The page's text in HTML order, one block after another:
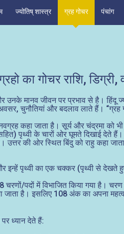
ज्योतिष् शास्त्र ग्रह गोचर पंचांग
का गोचर राशि,
उनके मानव जीवन पर प्रभाव से है।
चुनौतियां और बदलाव लाते हैं।
कहा जाता है। सूर्य और चंद्रमा को
पृथ्वी के चारों ओर घूमते दिखाई देते
की ओर स्थित बिंदु को राहु कहा
पृथ्वी का एक चक्कर (पृथ्वी से देखते
चरणों/पदों में विभाजित किया गया है।
है। इसलिए 108 अंक का अपना महत्व
ध्यान देते हैं: